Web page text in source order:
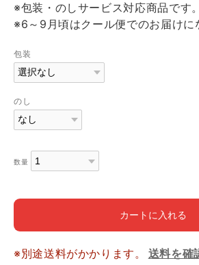
※包装・のしサービス対応商品です。
※6～9月頃はクール便でのお届けに
包装
のし
数量
カートに入れる
※別途送料がかかります。
送料を確